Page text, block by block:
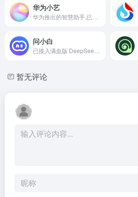
华为小艺
问小白
暂无评论